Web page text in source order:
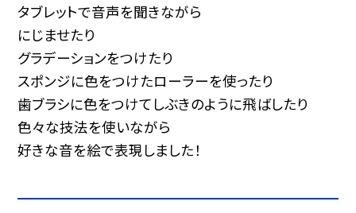
タブレットで音声を聞きながら
にじませたり
グラデーションをつけたり
スポンジに色をつけたローラーを使ったり
歯ブラシに色をつけてしぶきのように飛ばしたり
色々な技法を使いながら
好きな音を絵で表現しました！